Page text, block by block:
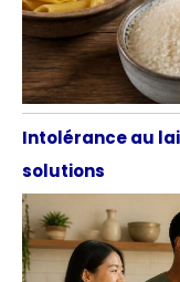
Intolérance au
solutions